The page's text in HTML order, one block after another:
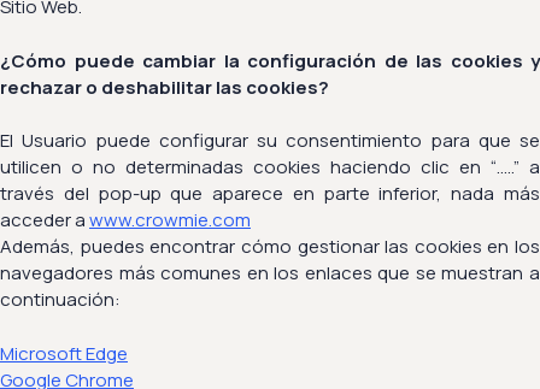
Sitio Web.
¿Cómo puede cambiar la configuración de las cookies y
rechazar o deshabilitar las cookies?
El Usuario puede configurar su consentimiento para que se
utilicen o no determinadas cookies haciendo clic en “…..” a
través del pop-up que aparece en parte inferior, nada más
acceder awww.crowmie.com
Además, puedes encontrar cómo gestionar las cookies en los
navegadores más comunes en los enlaces que se muestran a
continuación:
Microsoft Edge
Google Chrome